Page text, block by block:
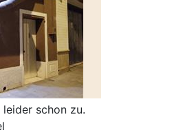
schon zu.